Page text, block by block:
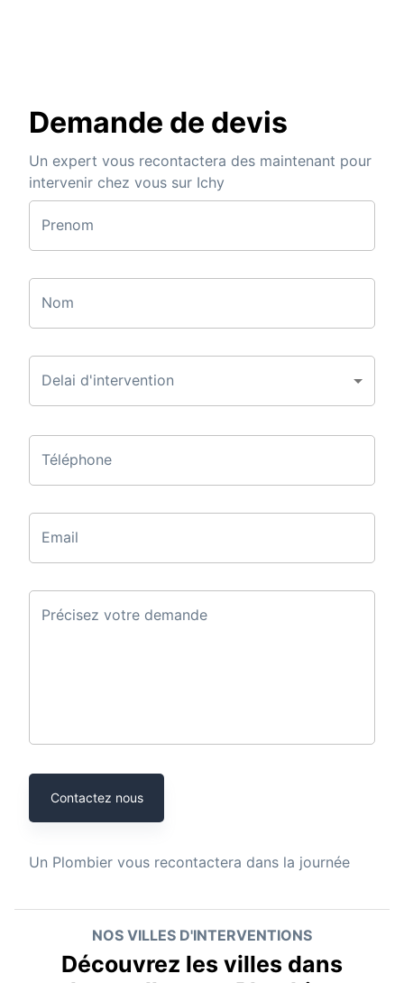
Demande de devis
Un expert vous recontactera des maintenant pour
intervenir chez vous sur Ichy
Prenom
Nom
Delai d'intervention
Téléphone
Email
Précisez votre demande
Contactez nous
Un Plombier vous recontactera dans la journée
NOS VILLES D'INTERVENTIONS
Découvrez les villes dans